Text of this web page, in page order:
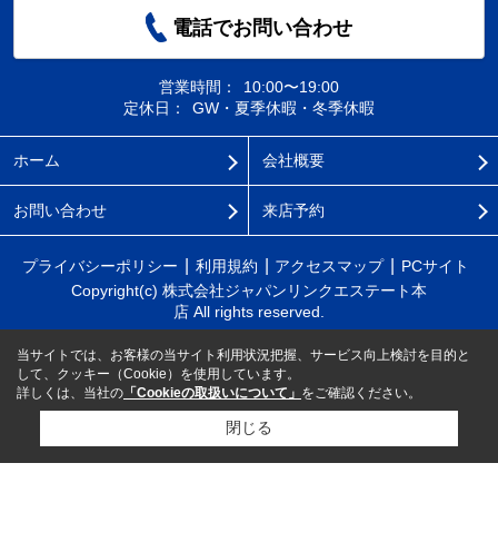
電話でお問い合わせ
営業時間：
10:00〜19:00
定休日：
GW・夏季休暇・冬季休暇
ホーム 会社概要
お問い合わせ 来店予約
プライバシーポリシー 利用規約 アクセスマップ
PCサイト
Copyright(c) 株式会社ジャパンリンクエステート本
店 All rights reserved.
当サイトでは、お客様の当サイト利用状況把握、サービス向上検討を目的と
して、クッキー（Cookie）を使用しています。
詳しくは、当社の 「Cookieの取扱いについて」 をご確認ください。
閉じる